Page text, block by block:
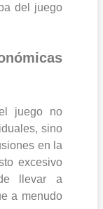
del juego
juego no
sino
en la
excesivo
llevar a
a menudo